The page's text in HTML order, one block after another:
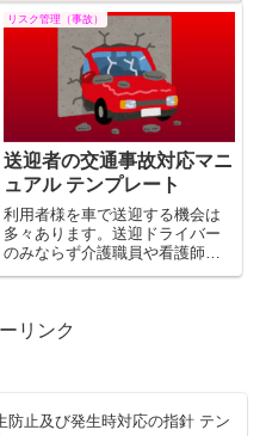
ことを目標に事故防止に努めま
す。そのために必要な体制を整
備するために指針としてまとめ
ておきます。これはその無料テ
ンプレートです。
リスク管理（事故）
送迎者の交通事故対応マニ
ュアル テンプレート
利用者様を車で送迎する機会は
多々あります。送迎ドライバー
のみならず介護職員や看護師が
生した際に統一した対応が必要
リンク
防止及び発生時対応の指針 テン